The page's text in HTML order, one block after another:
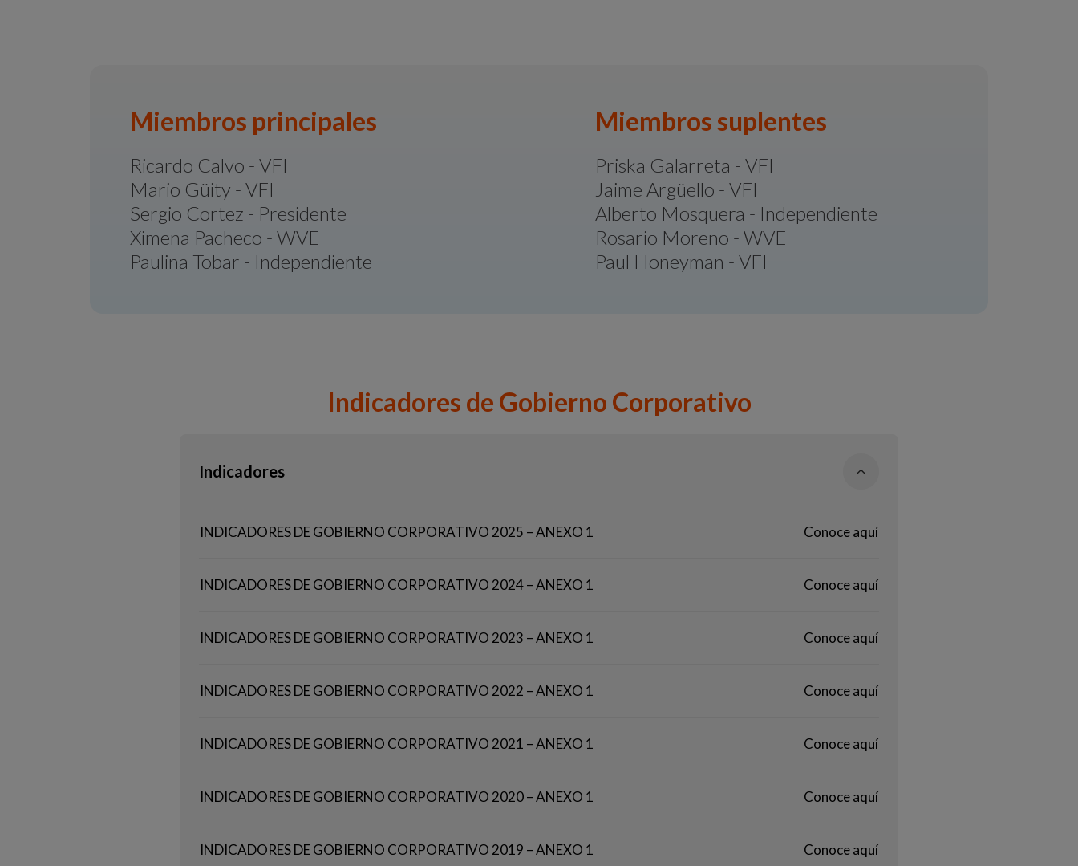
Miembros principales
Ricardo Calvo - VFI
Mario Güity - VFI
Sergio Cortez - Presidente
Ximena Pacheco - WVE
Paulina Tobar - Independiente
Miembros suplentes
Priska Galarreta - VFI
Jaime Argüello - VFI
Alberto Mosquera - Independiente
Rosario Moreno - WVE
Paul Honeyman - VFI
Indicadores de Gobierno Corporativo
Indicadores
INDICADORES DE GOBIERNO CORPORATIVO 2025 – ANEXO 1 Conoce aquí
INDICADORES DE GOBIERNO CORPORATIVO 2024 – ANEXO 1 Conoce aquí
INDICADORES DE GOBIERNO CORPORATIVO 2023 – ANEXO 1 Conoce aquí
INDICADORES DE GOBIERNO CORPORATIVO 2022 – ANEXO 1 Conoce aquí
INDICADORES DE GOBIERNO CORPORATIVO 2021 – ANEXO 1 Conoce aquí
INDICADORES DE GOBIERNO CORPORATIVO 2020 – ANEXO 1 Conoce aquí
INDICADORES DE GOBIERNO CORPORATIVO 2019 – ANEXO 1 Conoce aquí